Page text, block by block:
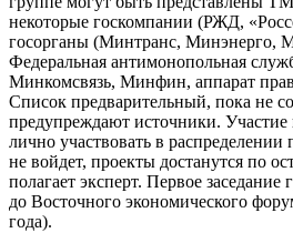
некоторые госкомпании (РЖД,
госорганы (Минтранс, Минэнерго,
Федеральная антимонопольная
Минкомсвязь, Минфин, аппарат
Список предварительный, пока не
предупреждают источники. Участие
лично участвовать в распределении
не войдет, проекты достанутся по
полагает эксперт. Первое заседание
до Восточного экономического
года).